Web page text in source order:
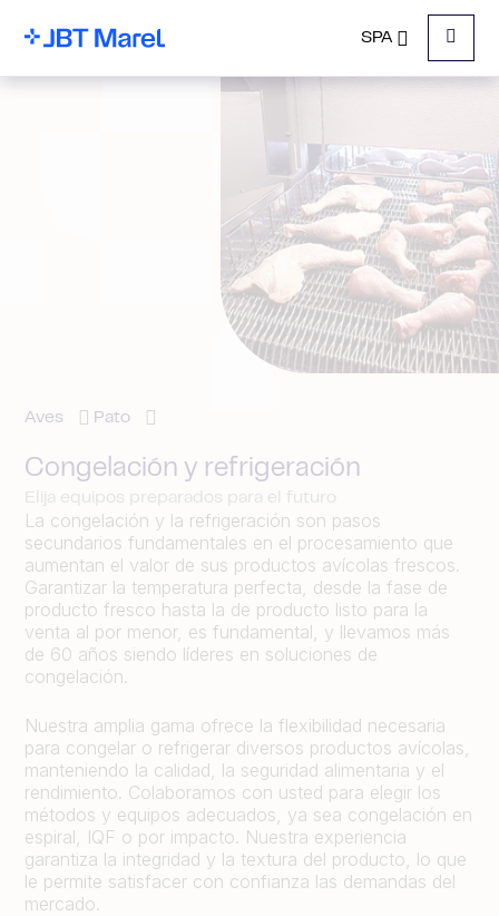
SPA
Menu
Aves Pato
Congelación y refrigeración
Elija equipos preparados para el futuro
La congelación y la refrigeración son pasos
secundarios fundamentales en el procesamiento que
aumentan el valor de sus productos avícolas frescos.
Garantizar la temperatura perfecta, desde la fase de
producto fresco hasta la de producto listo para la
venta al por menor, es fundamental, y llevamos más
de 60 años siendo líderes en soluciones de
congelación.
Nuestra amplia gama ofrece la flexibilidad necesaria
para congelar o refrigerar diversos productos avícolas,
manteniendo la calidad, la seguridad alimentaria y el
rendimiento. Colaboramos con usted para elegir los
métodos y equipos adecuados, ya sea congelación en
espiral, IQF o por impacto. Nuestra experiencia
garantiza la integridad y la textura del producto, lo que
le permite satisfacer con confianza las demandas del
mercado.